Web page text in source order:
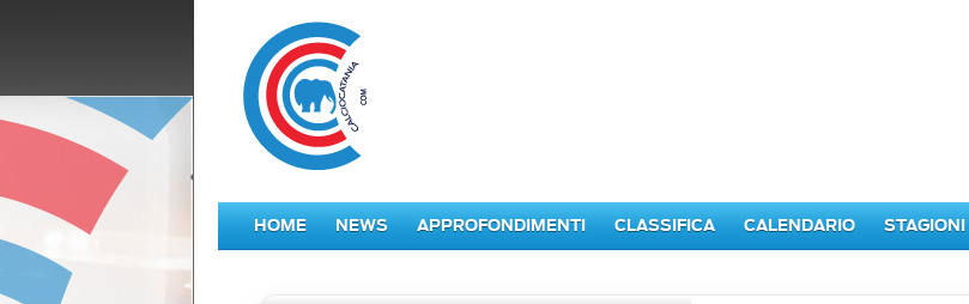
HOME NEWS APPROFONDIMENTI CLASSIFICA CALENDARIO STAGIONI